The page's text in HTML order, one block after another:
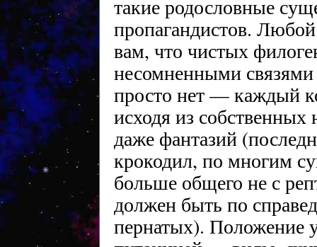
такие родословные
пропагандистов.
вам, что чистых
несомненными
просто нет — каждый
исходя из
даже фантазий
крокодил, по многим
больше общего не с
должен быть по
пернатых). Положение